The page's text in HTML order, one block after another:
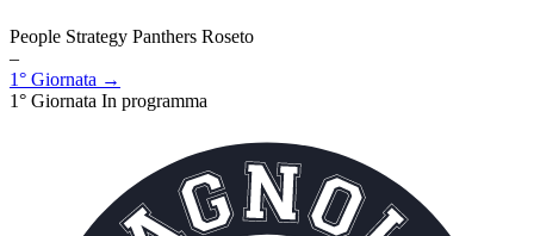
People Strategy Panthers Roseto
–
1° Giornata →
1° Giornata In programma